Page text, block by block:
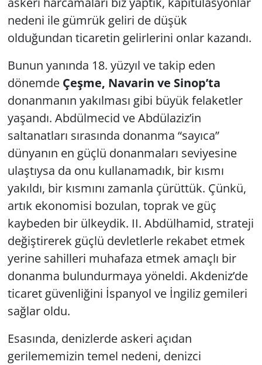
nedeni ile gümrük geliri de düşük
olduğundan ticaretin gelirlerini onlar kazandı.
Bunun yanında 18. yüzyıl ve takip eden
dönemde Çeşme, Navarin ve Sinop’ta
donanmanın yakılması gibi büyük felaketler
yaşandı. Abdülmecid ve Abdülaziz’in
saltanatları sırasında donanma “sayıca”
dünyanın en güçlü donanmaları seviyesine
ulaştıysa da onu kullanamadık, bir kısmı
yakıldı, bir kısmını zamanla çürüttük. Çünkü,
artık ekonomisi bozulan, toprak ve güç
kaybeden bir ülkeydik. II. Abdülhamid, strateji
değiştirerek güçlü devletlerle rekabet etmek
yerine sahilleri muhafaza etmek amaçlı bir
donanma bulundurmaya yöneldi. Akdeniz’de
ticaret güvenliğini İspanyol ve İngiliz gemileri
sağlar oldu.
Esasında, denizlerde askeri açıdan
gerilememizin temel nedeni, denizci